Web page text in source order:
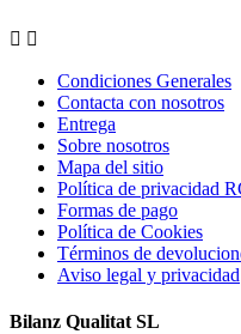
 
Condiciones Generales
Contacta con nosotros
Entrega
Sobre nosotros
Mapa del sitio
Política de privacidad
Formas de pago
Política de Cookies
Términos de
Aviso legal y privacidad
Bilanz Qualitat SL